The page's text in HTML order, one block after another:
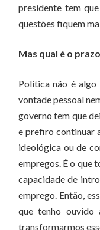
presidente tem
questões fiquem
Mas qual é o
Política não é algo
vontade pessoal
governo tem que
e prefiro continuar
ideológica ou de
empregos. É o que
capacidade de
emprego. Então,
que tenho ouvido
transformarmos